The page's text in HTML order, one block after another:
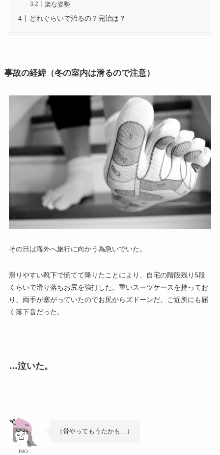
楽な姿勢
どれぐらいで治るの？完治は？
事故の経緯（冬の室内は滑るので注意）
その日は海外へ旅行に向かう為急いでいた。
滑りやすい靴下で慌てて降りたことにより、自宅の階段残り5段
くらいで滑り落ちお尻を強打した。重いスーツケースを持ってお
り、両手が塞がっていたのでお尻からズドーンだ。ご近所にも届
く落下音だった。
…泣いた。
IMO
（骨やってもうたかも…）